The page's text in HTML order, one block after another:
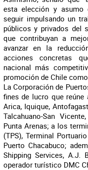
esta elección y
seguir impulsando un
públicos y privados del
que contribuyan a
avanzar en la
acciones concretas
nacional más
promoción de Chile
La Corporación de
fines de lucro que
Arica, Iquique,
Talcahuano-San
Punta Arenas; a los
(TPS), Terminal
Puerto Chacabuco;
Shipping Services, A.J.
operador turístico DMC